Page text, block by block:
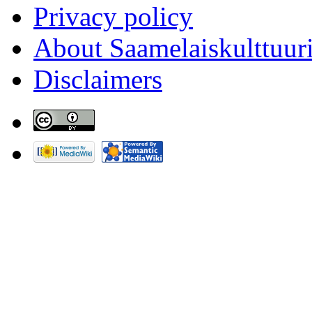
Privacy policy
About
Disclaimers